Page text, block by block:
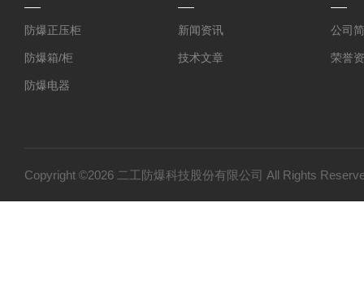
防爆正压柜
防爆箱/柜
防爆电器
防爆小产品
新闻资讯
技术文章
公司
荣誉
Copyright ©2026 二工防爆科技股份有限公司 All Rights